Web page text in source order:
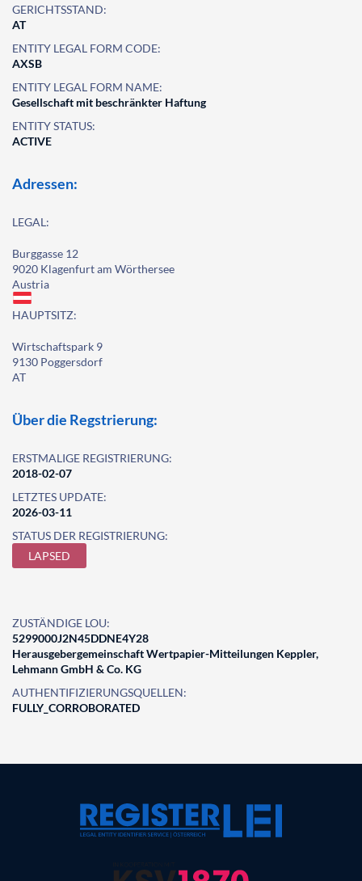
GERICHTSSTAND:
AT
ENTITY LEGAL FORM CODE:
AXSB
ENTITY LEGAL FORM NAME:
Gesellschaft mit beschränkter Haftung
ENTITY STATUS:
ACTIVE
Adressen:
LEGAL:
Burggasse 12
9020 Klagenfurt am Wörthersee
Austria
HAUPTSITZ:
Wirtschaftspark 9
9130 Poggersdorf
AT
Über die Regstrierung:
ERSTMALIGE REGISTRIERUNG:
2018-02-07
LETZTES UPDATE:
2026-03-11
STATUS DER REGISTRIERUNG:
LAPSED
ZUSTÄNDIGE LOU:
5299000J2N45DDNE4Y28
Herausgebergemeinschaft Wertpapier-Mitteilungen Keppler,
Lehmann GmbH & Co. KG
AUTHENTIFIZIERUNGSQUELLEN:
FULLY_CORROBORATED